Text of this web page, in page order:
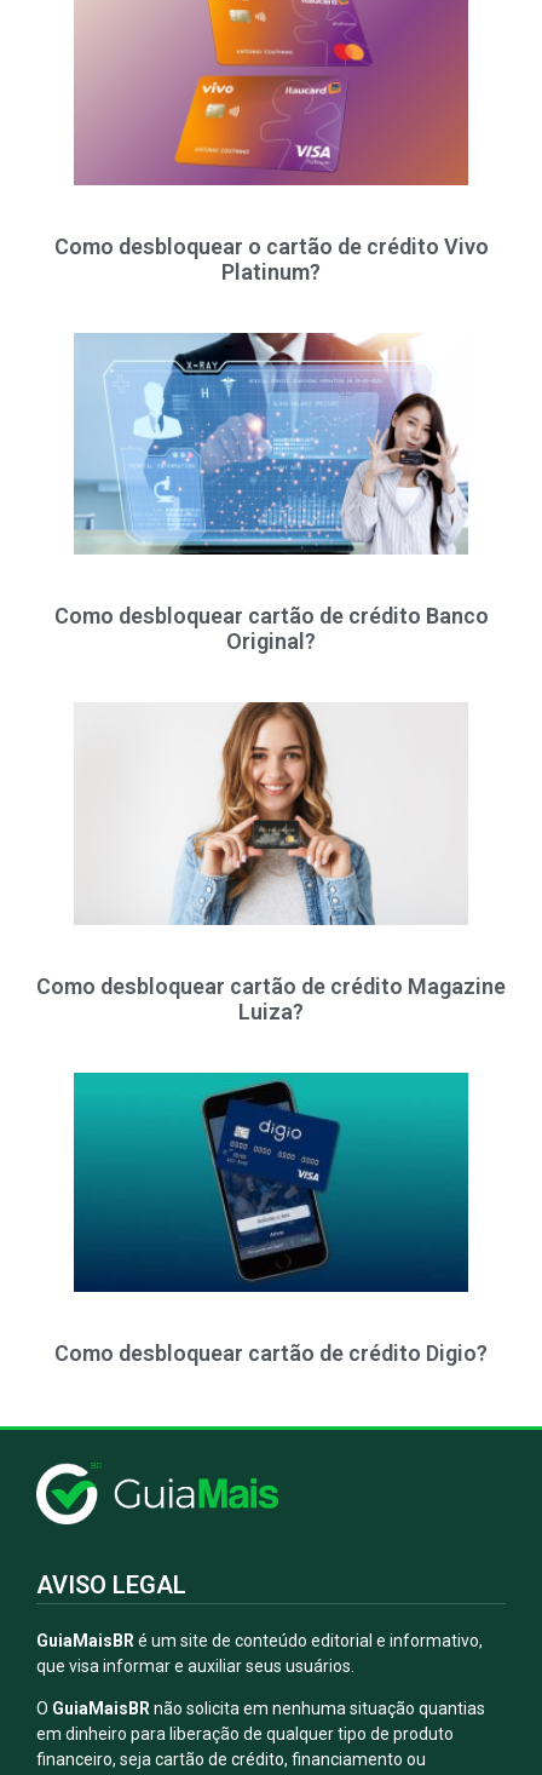
Como desbloquear o cartão de crédito Vivo
Platinum?
Como desbloquear cartão de crédito Banco
Original?
Como desbloquear cartão de crédito Magazine
Luiza?
Como desbloquear cartão de crédito Digio?
AVISO LEGAL
GuiaMaisBR é um site de conteúdo editorial e informativo,
que visa informar e auxiliar seus usuários.
O GuiaMaisBRnão solicita em nenhuma situação quantias
em dinheiro para liberação de qualquer tipo de produto
financeiro, seja cartão de crédito, financiamento ou